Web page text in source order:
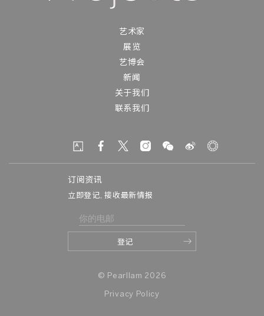
艺术家
展览
艺博会
新闻
关于我们
联系我们
订阅资讯
立即登记, 接收最新情报
© Pearllam 2026
Privacy Policy